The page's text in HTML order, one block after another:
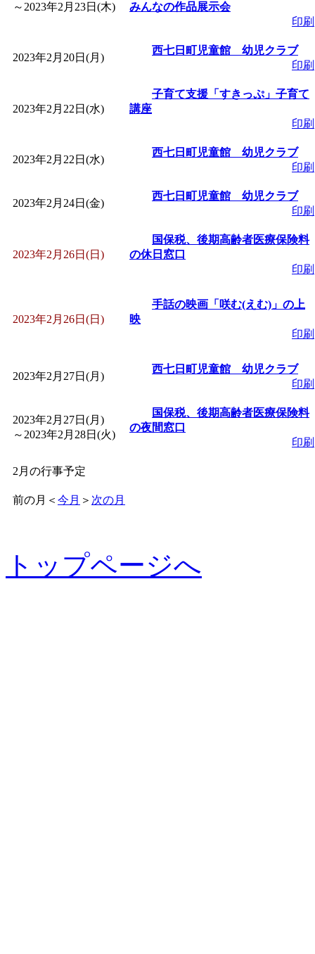
～ 2023年2月23日(木)
みんなの作品展示会
印刷
2023年2月20日(月)
西七日町児童館 幼児クラブ
印刷
2023年2月22日(水)
子育て支援「すきっぷ」子育て
講座
印刷
2023年2月22日(水)
西七日町児童館 幼児クラブ
印刷
2023年2月24日(金)
西七日町児童館 幼児クラブ
印刷
2023年2月26日(日)
国保税、後期高齢者医療保険料
の休日窓口
印刷
2023年2月26日(日)
手話の映画「咲む(えむ)」の上
映
印刷
2023年2月27日(月)
西七日町児童館 幼児クラブ
印刷
2023年2月27日(月)
～ 2023年2月28日(火)
国保税、後期高齢者医療保険料
の夜間窓口
印刷
2月の行事予定
前の月 ＜ 今月 ＞ 次の月
トップページへ